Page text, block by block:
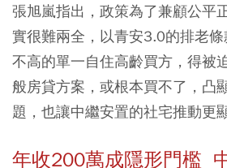
張旭嵐指出，政策為了兼顧公平
實很難兩全， 以青安3.0的排老條
不高的單一自住高齡買方，得被
般房貸方案，或根本買不了，凸
題，也讓中繼安置的社宅推動更
年收200萬成隱形門檻